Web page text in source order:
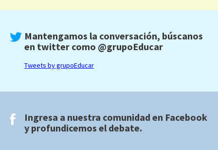
Mantengamos la conversación, búscanos
en twitter como @grupoEducar
Tweets by grupoEducar
Ingresa a nuestra comunidad en Facebook
y profundicemos el debate.